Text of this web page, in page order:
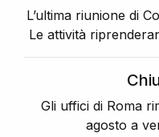
L’ultima riunione di
Le attività
Gli uffici di Roma
agosto a